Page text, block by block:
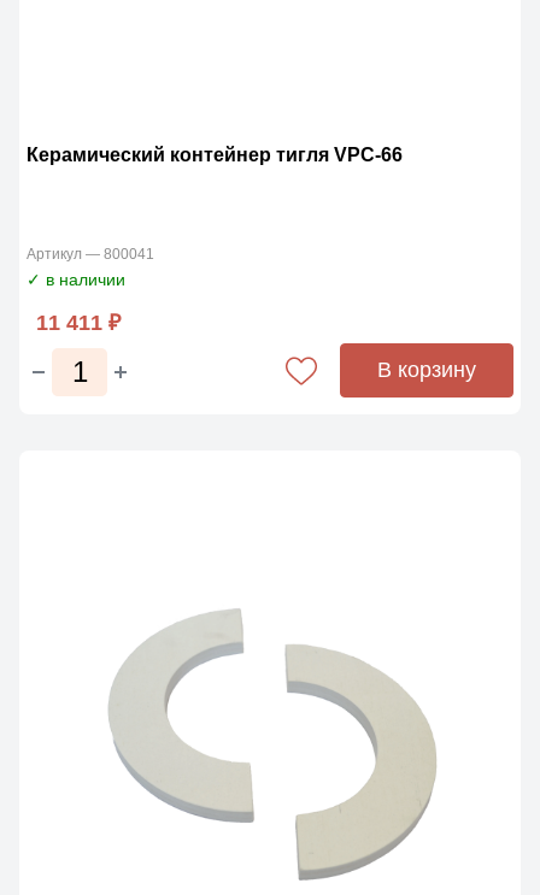
Керамический контейнер тигля VPC-66
Артикул — 800041
✓ в наличии
11 411 ₽
В корзину